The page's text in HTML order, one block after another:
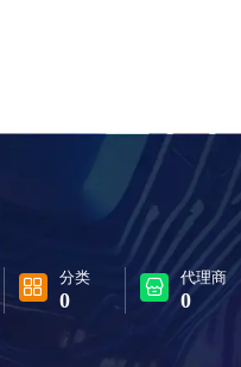
分类
0
代理商
0